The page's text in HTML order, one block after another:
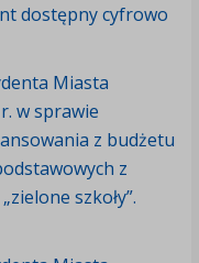
dostępny cyfrowo
Miasta
w sprawie
z budżetu
z
szkoły”.